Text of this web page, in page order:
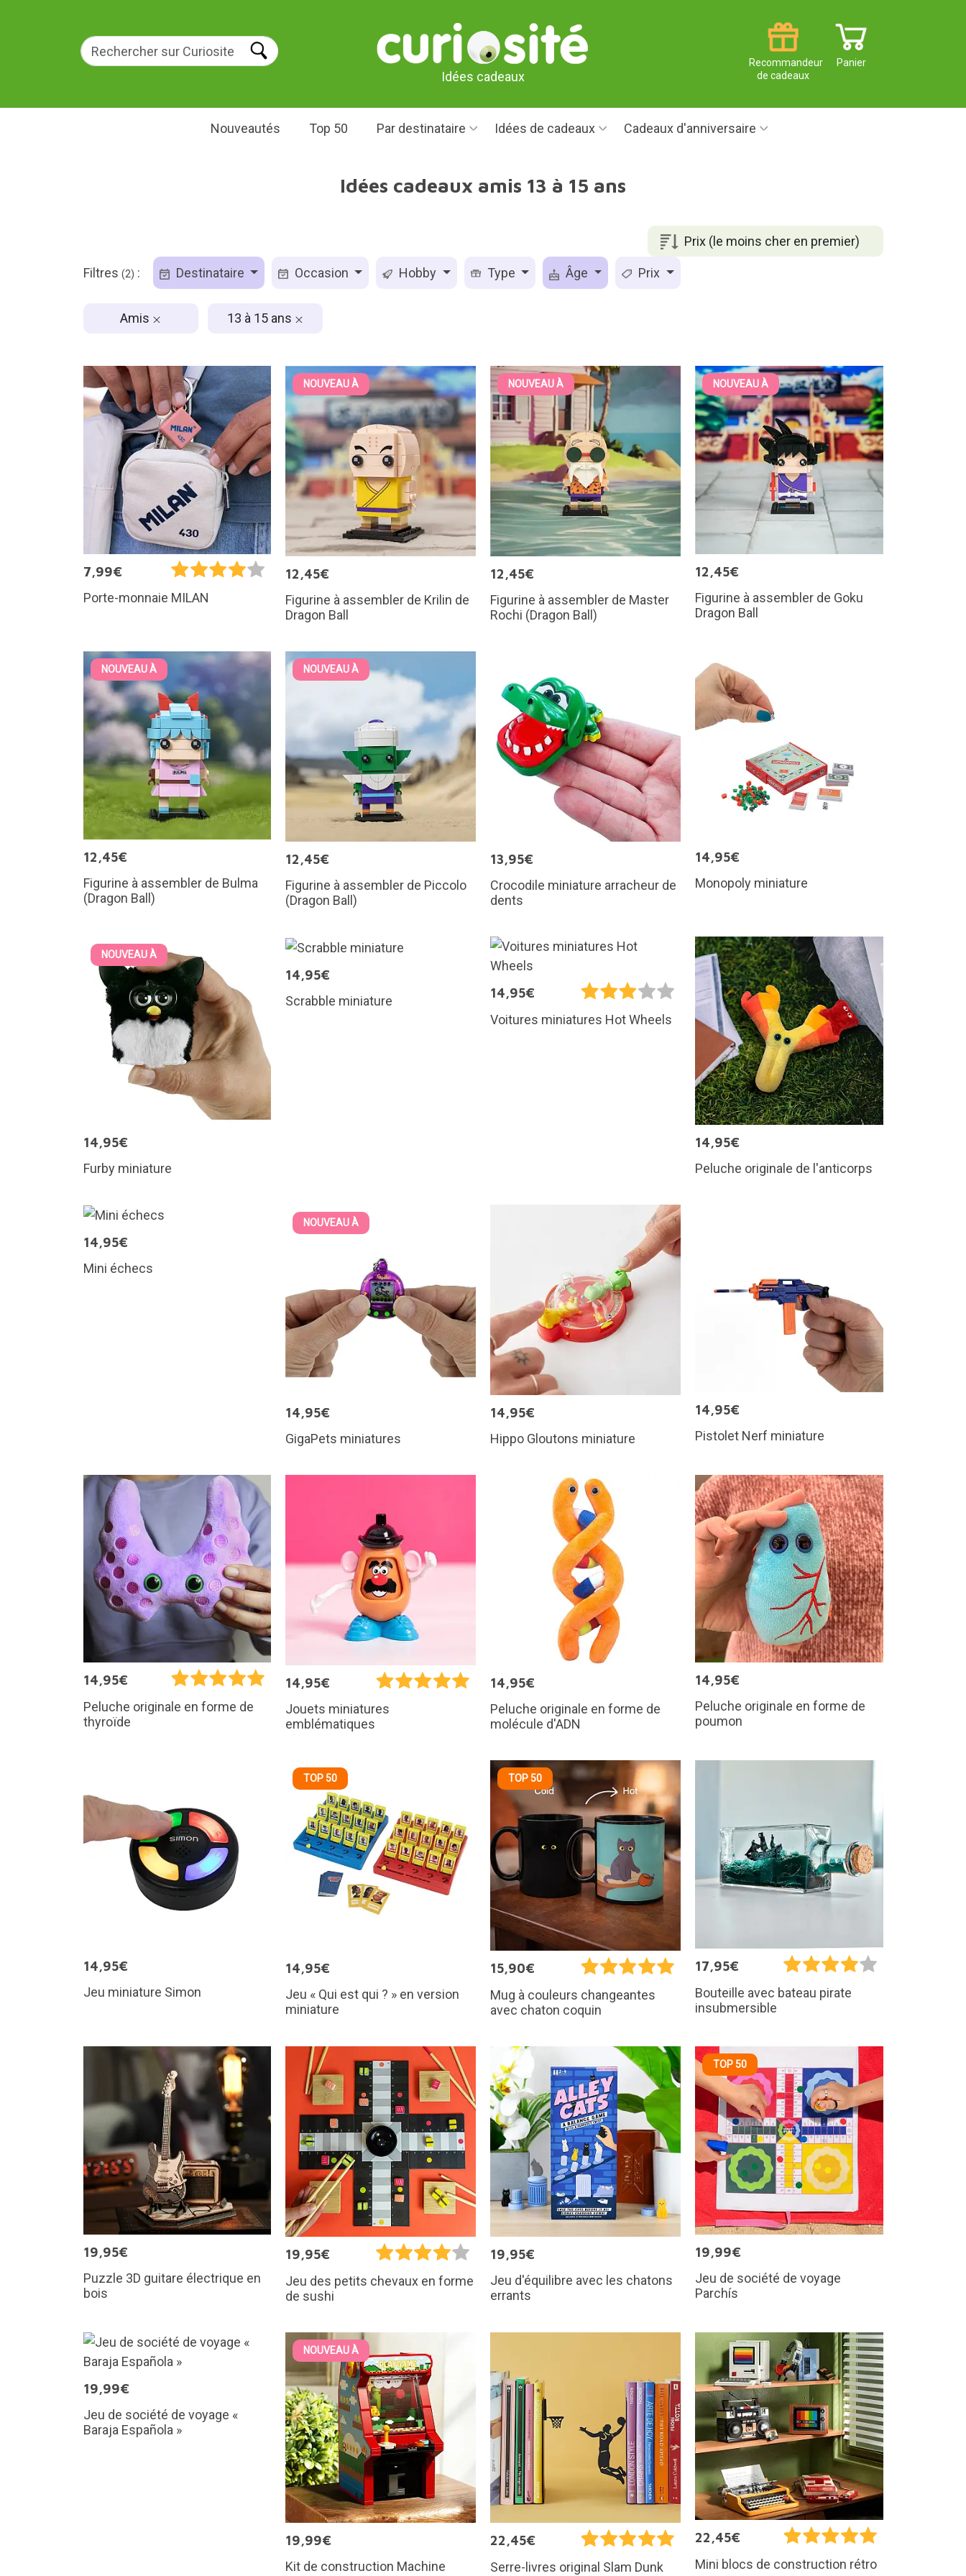
Idées cadeaux
Panier
Recommandeur
de cadeaux
Nouveautés Top 50 Par destinataire Idées de cadeaux Cadeaux d'anniversaire
Idées cadeaux amis 13 à 15 ans
Prix (le moins cher en premier)
Filtres (2) : Destinataire Occasion Hobby Type Âge Prix
Amis 13 à 15 ans
7,99€
Porte-monnaie MILAN
NOUVEAU À
12,45€
Figurine à assembler de Krilin de
Dragon Ball
NOUVEAU À
12,45€
Figurine à assembler de Master
Rochi (Dragon Ball)
NOUVEAU À
12,45€
Figurine à assembler de Goku
Dragon Ball
NOUVEAU À
12,45€
Figurine à assembler de Bulma
(Dragon Ball)
NOUVEAU À
12,45€
Figurine à assembler de Piccolo
(Dragon Ball)
13,95€
Crocodile miniature arracheur de
dents
14,95€
Monopoly miniature
NOUVEAU À
14,95€
Furby miniature
14,95€
Scrabble miniature
14,95€
Voitures miniatures Hot Wheels
14,95€
Peluche originale de l'anticorps
14,95€
Mini échecs
NOUVEAU À
14,95€
GigaPets miniatures
14,95€
Hippo Gloutons miniature
14,95€
Pistolet Nerf miniature
14,95€
Peluche originale en forme de
thyroïde
14,95€
Jouets miniatures
emblématiques
14,95€
Peluche originale en forme de
molécule d'ADN
14,95€
Peluche originale en forme de
poumon
14,95€
Jeu miniature Simon
TOP 50
14,95€
Jeu « Qui est qui ? » en version
miniature
TOP 50
15,90€
Mug à couleurs changeantes
avec chaton coquin
17,95€
Bouteille avec bateau pirate
insubmersible
19,95€
Puzzle 3D guitare électrique en
bois
19,95€
Jeu des petits chevaux en forme
de sushi
19,95€
Jeu d'équilibre avec les chatons
errants
TOP 50
19,99€
Jeu de société de voyage
Parchís
19,99€
Jeu de société de voyage «
Baraja Española »
NOUVEAU À
19,99€
Kit de construction Machine
22,45€
Serre-livres original Slam Dunk
22,45€
Mini blocs de construction rétro